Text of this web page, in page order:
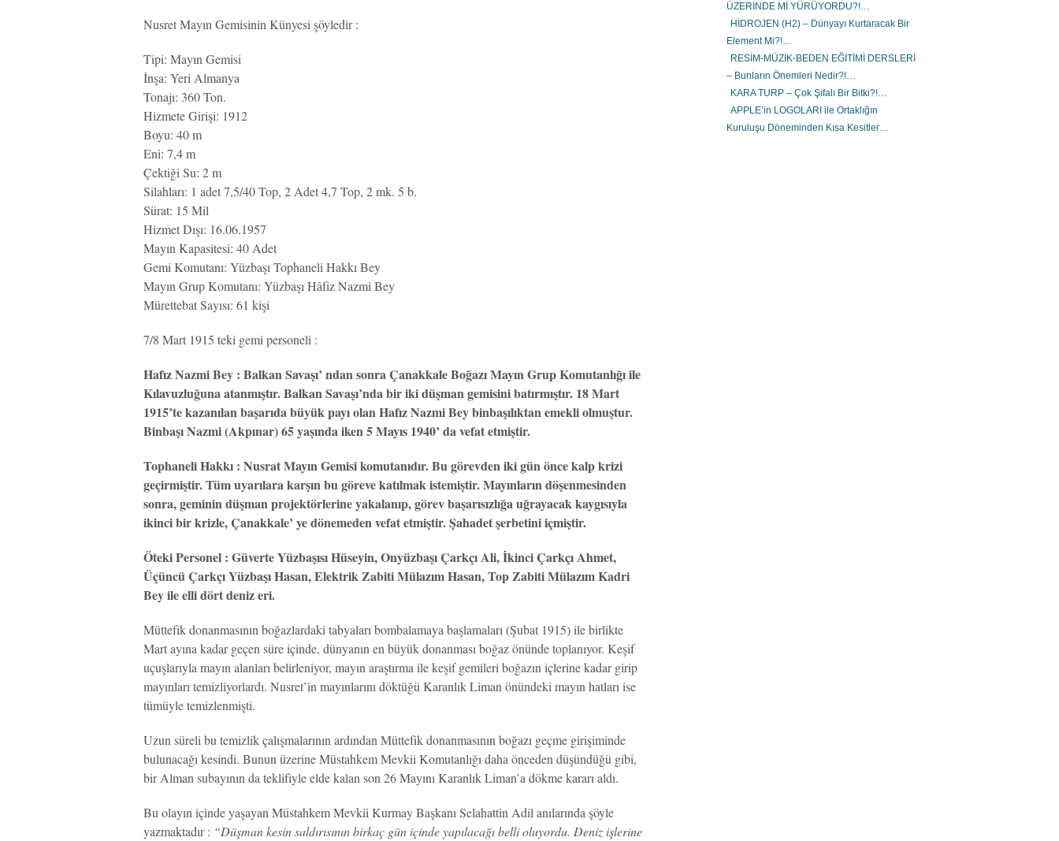
Nusret Mayın Gemisinin Künyesi şöyledir :
Tipi: Mayın Gemisi
İnşa: Yeri Almanya
Tonajı: 360 Ton.
Hizmete Girişi: 1912
Boyu: 40 m
Eni: 7,4 m
Çektiği Su: 2 m
Silahları: 1 adet 7,5/40 Top, 2 Adet 4,7 Top, 2 mk. 5 b.
Sürat: 15 Mil
Hizmet Dışı: 16.06.1957
Mayın Kapasitesi: 40 Adet
Gemi Komutanı: Yüzbaşı Tophaneli Hakkı Bey
Mayın Grup Komutanı: Yüzbaşı Hâfiz Nazmi Bey
Mürettebat Sayısı: 61 kişi
7/8 Mart 1915 teki gemi personeli :
Hafız Nazmi Bey : Balkan Savaşı’ ndan sonra Çanakkale Boğazı Mayın Grup Komutanlığı ile
Kılavuzluğuna atanmıştır. Balkan Savaşı’nda bir iki düşman gemisini batırmıştır. 18 Mart
1915’te kazanılan başarıda büyük payı olan Hafız Nazmi Bey binbaşılıktan emekli olmuştur.
Binbaşı Nazmi (Akpınar) 65 yaşında iken 5 Mayıs 1940’ da vefat etmiştir.
Tophaneli Hakkı : Nusrat Mayın Gemisi komutanıdır. Bu görevden iki gün önce kalp krizi
geçirmiştir. Tüm uyarılara karşın bu göreve katılmak istemiştir. Mayınların döşenmesinden
sonra, geminin düşman projektörlerine yakalanıp, görev başarısızlığa uğrayacak kaygısıyla
ikinci bir krizle, Çanakkale’ ye dönemeden vefat etmiştir. Şahadet şerbetini içmiştir.
Öteki Personel : Güverte Yüzbaşısı Hüseyin, Onyüzbaşı Çarkçı Ali, İkinci Çarkçı Ahmet,
Üçüncü Çarkçı Yüzbaşı Hasan, Elektrik Zabiti Mülazım Hasan, Top Zabiti Mülazım Kadri
Bey ile elli dört deniz eri.
Müttefik donanmasının boğazlardaki tabyaları bombalamaya başlamaları (Şubat 1915) ile birlikte
Mart ayına kadar geçen süre içinde, dünyanın en büyük donanması boğaz önünde toplanıyor. Keşif
uçuşlarıyla mayın alanları belirleniyor, mayın araştırma ile keşif gemileri boğazın içlerine kadar girip
mayınları temizliyorlardı. Nusret’in mayınlarını döktüğü Karanlık Liman önündeki mayın hatları ise
tümüyle temizlenmişti.
Uzun süreli bu temizlik çalışmalarının ardından Müttefik donanmasının boğazı geçme girişiminde
bulunacağı kesindi. Bunun üzerine Müstahkem Mevkii Komutanlığı daha önceden düşündüğü gibi,
bir Alman subayının da teklifiyle elde kalan son 26 Mayını Karanlık Liman’a dökme kararı aldı.
Bu olayın içinde yaşayan Müstahkem Mevkii Kurmay Başkanı Selahattin Adil anılarında şöyle
yazmaktadır : “Düşman kesin saldırısının birkaç gün içinde yapılacağı belli oluyordu. Deniz işlerine
ÜZERİNDE Mİ YÜRÜYORDU?!…
HİDROJEN (H2) – Dünyayı Kurtaracak Bir
Element Mi?!…
RESİM-MÜZİK-BEDEN EĞİTİMİ DERSLERİ
– Bunların Önemleri Nedir?!…
KARA TURP – Çok Şifalı Bir Bitki?!…
APPLE’in LOGOLARI ile Ortaklığın
Kuruluşu Döneminden Kısa Kesitler…